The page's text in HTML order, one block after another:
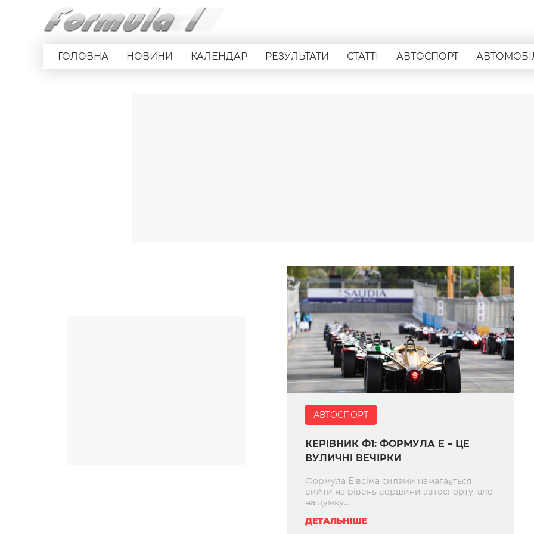
ГОЛОВНА НОВИНИ КАЛЕНДАР РЕЗУЛЬТАТИ СТАТТІ АВТОСПОРТ
АВТОСПОРТ
КЕРІВНИК Ф1: ФОРМУЛА Е – ЦЕ
ВУЛИЧНІ ВЕЧІРКИ
Формула Е всіма силами намагається
вийти на рівень вершини автоспорту, але
на думку...
ДЕТАЛЬНІШЕ